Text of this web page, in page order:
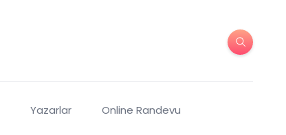
Yazarlar Online Randevu